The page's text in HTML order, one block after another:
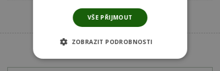
Podobné produkty
VŠE PŘIJMOUT
ZOBRAZIT PODROBNOSTI